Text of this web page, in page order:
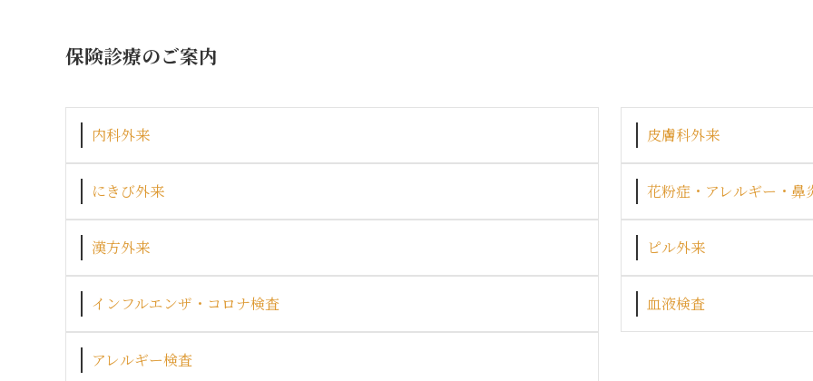
保険診療のご案内
内科外来 皮膚科外来
にきび外来 花粉症・アレルギー・鼻
漢方外来 ピル外来
インフルエンザ・コロナ検査 血液検査
アレルギー検査